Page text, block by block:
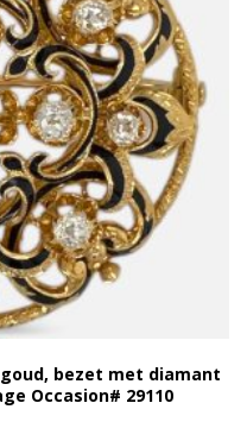
bezet met diamant
Occasion# 29110